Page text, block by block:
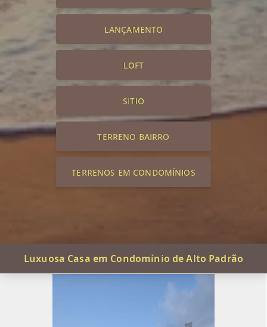
LANÇAMENTO
LOFT
SITIO
TERRENO BAIRRO
TERRENOS EM CONDOMÍNIOS
Luxuosa Casa em Condomínio de Alto Padrão